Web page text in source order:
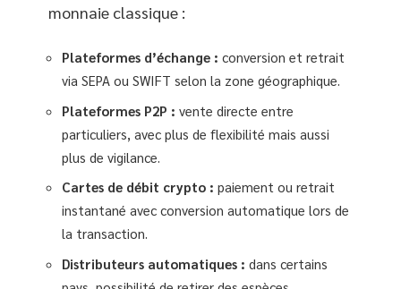
monnaie classique :
Plateformes d’échange : conversion et retrait
via SEPA ou SWIFT selon la zone géographique.
Plateformes P2P : vente directe entre
particuliers, avec plus de flexibilité mais aussi
plus de vigilance.
Cartes de débit crypto : paiement ou retrait
instantané avec conversion automatique lors de
la transaction.
Distributeurs automatiques : dans certains